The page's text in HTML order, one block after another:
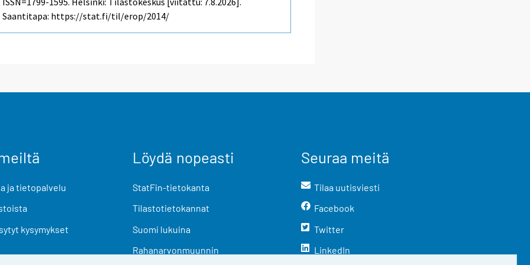
Saantitapa: https://stat.fi/til/erop/2014/
ja tietopalvelu
kysymykset
Löydä nopeasti
StatFin-tietokanta
Tilastotietokannat
Suomi lukuina
Rahanarvonmuunnin
Seuraa meitä
Tilaa uutisviesti
Facebook
Twitter
LinkedIn